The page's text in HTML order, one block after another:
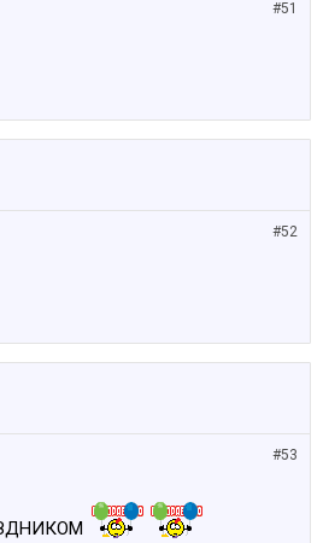
#51
#52
#53